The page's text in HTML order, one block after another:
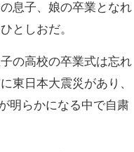
息子、娘の卒業となれ
としおだ。
の高校の卒業式は忘れ
東日本大震災があり、
明らかになる中で自粛